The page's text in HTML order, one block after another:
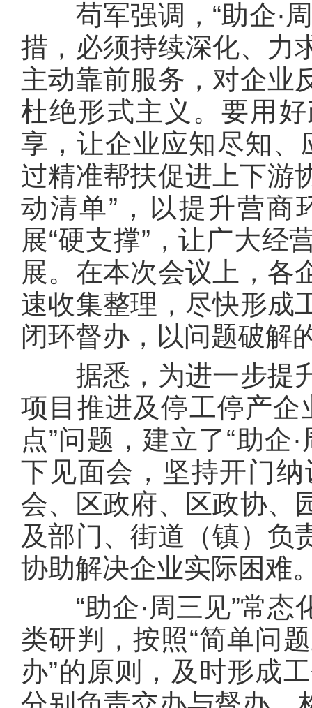
苟军强调，“助企·周
措，必须持续深化、力
主动靠前服务，对企业
杜绝形式主义。要用
享，让企业应知尽知、
过精准帮扶促进上下游
动清单”，以提升营商
展“硬支撑”，让广大经
展。在本次会议上，各
速收集整理，尽快形成
闭环督办，以问题破解
据悉，为进一步提升
项目推进及停工停产企
点”问题，建立了“助企
下见面会，坚持开门
会、区政府、区政协、
及部门、街道（镇）负
协助解决企业实际困难
“助企·周三见”常态
类研判，按照“简单问
办”的原则，及时形成